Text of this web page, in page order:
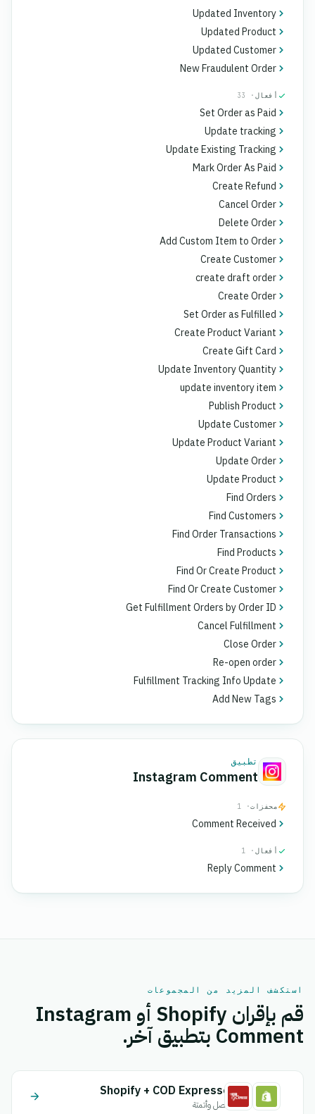
Updated Inventory
Updated Product
Updated Customer
New Fraudulent Order
أفعال · 33
Set Order as Paid
Update tracking
Update Existing Tracking
Mark Order As Paid
Create Refund
Cancel Order
Delete Order
Add Custom Item to Order
Create Customer
create draft order
Create Order
Set Order as Fulfilled
Create Product Variant
Create Gift Card
Update Inventory Quantity
update inventory item
Publish Product
Update Customer
Update Product Variant
Update Order
Update Product
Find Orders
Find Customers
Find Order Transactions
Find Products
Find Or Create Product
Find Or Create Customer
Get Fulfillment Orders by Order ID
Cancel Fulfillment
Close Order
Re-open order
Fulfillment Tracking Info Update
Add New Tags
تطبيق
Instagram Comment
محفزات· 1
Comment Received
أفعال · 1
Reply Comment
استكشف المزيد من المجموعات
قم بإقران Shopify أو Instagram
Comment بتطبيق آخر.
Shopify + COD Expresse
اتصل وأتمتة